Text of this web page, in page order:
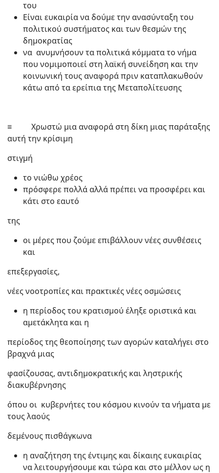
του
Είναι ευκαιρία να δούμε την ανασύνταξη του
πολιτικού συστήματος και των θεσμών της
δημοκρατίας
να ανυμνήσουν τα πολιτικά κόμματα το νήμα
που νομιμοποιεί στη λαϊκή συνείδηση και την
κοινωνική τους αναφορά πριν καταπλακωθούν
κάτω από τα ερείπια της Μεταπολίτευσης
≡ Χρωστώ μια αναφορά στη δίκη μιας παράταξης
αυτή την κρίσιμη
στιγμή
το νιώθω χρέος
πρόσφερε πολλά αλλά πρέπει να προσφέρει και
κάτι στο εαυτό
της
οι μέρες που ζούμε επιβάλλουν νέες συνθέσεις
και
επεξεργασίες,
νέες νοοτροπίες και πρακτικές νέες οσμώσεις
η περίοδος του κρατισμού έληξε οριστικά και
αμετάκλητα και η
περίοδος της θεοποίησης των αγορών καταλήγει στο
βραχνά μιας
φασίζουσας, αντιδημοκρατικής και ληστρικής
διακυβέρνησης
όπου οι κυβερνήτες του κόσμου κινούν τα νήματα με
τους λαούς
δεμένους πισθάγκωνα
η αναζήτηση της έντιμης και δίκαιης ευκαιρίας
να λειτουργήσουμε και τώρα και στο μέλλον ως η